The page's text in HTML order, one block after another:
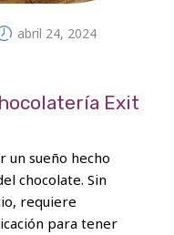
abril 24, 2024
Exit
un sueño hecho
chocolate. Sin
requiere
para tener